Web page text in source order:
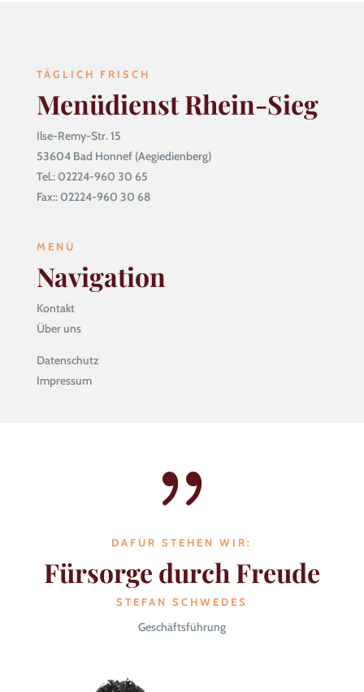
TÄGLICH FRISCH
Menüdienst Rhein-Sieg
Ilse-Remy-Str. 15
53604 Bad Honnef (Aegiedienberg)
Tel.: 02224-960 30 65
Fax:: 02224-960 30 68
MENÜ
Navigation
Kontakt
Über uns
Datenschutz
Impressum
{
DAFÜR STEHEN WIR:
Fürsorge durch Freude
STEFAN SCHWEDES
Geschäftsführung